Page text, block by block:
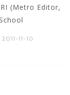
(Metro Editor,
2011-11-10